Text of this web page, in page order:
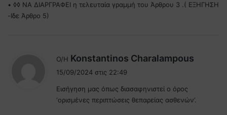
• ◊◊ ΝΑ ΔΙΑΡΓΡΑΦΕΙ η τελευταία γραμμή του Άρθρου 3 .( ΕΞΗΓΗΣΗ
-Ιδε Άρθρο 5)
Ο/Η Konstantinos Charalampous
:
15/09/2024 στις 22:49
Εισήγηση μας όπως διασαφηνιστεί ο όρος
‘ορισμένες περιπτώσεις θεπαρείας ασθενών’.